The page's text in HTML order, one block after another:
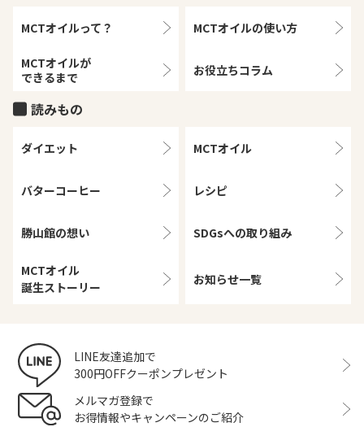
MCTオイルって？ MCTオイルの使い方
MCTオイルが
できるまで
お役立ちコラム
読みもの
ダイエット MCTオイル
バターコーヒー レシピ
勝山館の想い SDGsへの取り組み
MCTオイル
誕生ストーリー
お知らせ一覧
LINE友達追加で
300円OFFクーポンプレゼント
メルマガ登録で
お得情報やキャンペーンのご紹介